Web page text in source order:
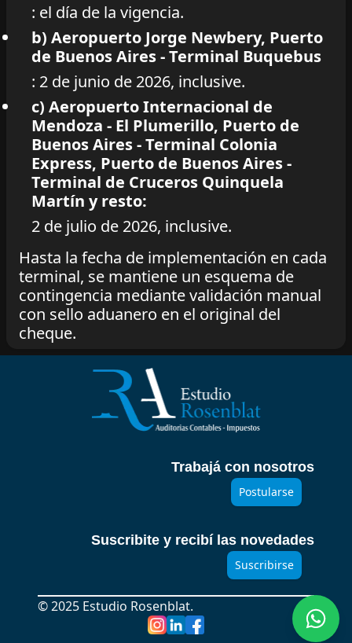
: el día de la vigencia.
b) Aeropuerto Jorge Newbery, Puerto
de Buenos Aires - Terminal Buquebus
: 2 de junio de 2026, inclusive.
c) Aeropuerto Internacional de
Mendoza - El Plumerillo, Puerto de
Buenos Aires - Terminal Colonia
Express, Puerto de Buenos Aires -
Terminal de Cruceros Quinquela
Martín y resto:
2 de julio de 2026, inclusive.
Hasta la fecha de implementación en cada
terminal, se mantiene un esquema de
contingencia mediante validación manual
con sello aduanero en el original del
cheque.
Trabajá con nosotros
Postularse
Suscribite y recibí las novedades
Suscribirse
© 2025 Estudio Rosenblat.